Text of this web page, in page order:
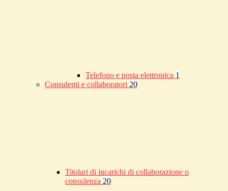
Telefono e posta elettronica 1
Consulenti e collaboratori 20
Titolari di incarichi di collaborazione o
consulenza 20